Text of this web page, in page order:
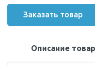
Заказать товар
Описание